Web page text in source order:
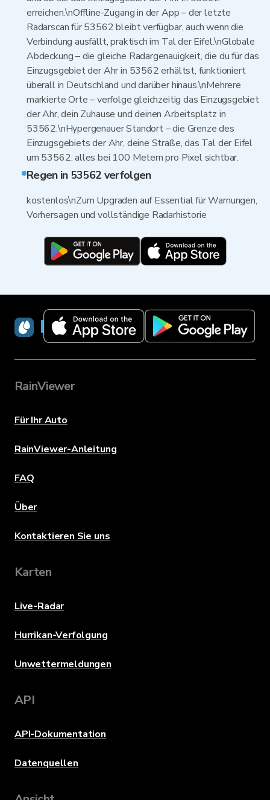
erreichen.\nOffline-Zugang in der App – der letzte
Radarscan für 53562 bleibt verfügbar, auch wenn die
Verbindung ausfällt, praktisch im Tal der Eifel.\nGlobale
Abdeckung – die gleiche Radargenauigkeit, die du für das
Einzugsgebiet der Ahr in 53562 erhältst, funktioniert
überall in Deutschland und darüber hinaus.\nMehrere
markierte Orte – verfolge gleichzeitig das Einzugsgebiet
der Ahr, dein Zuhause und deinen Arbeitsplatz in
53562.\nHypergenauer Standort – die Grenze des
Einzugsgebiets der Ahr, deine Straße, das Tal der Eifel
um 53562: alles bei 100 Metern pro Pixel sichtbar.
Regen in 53562 verfolgen
kostenlos\nZum Upgraden auf Essential für Warnungen,
Vorhersagen und vollständige Radarhistorie
RainViewer
RainViewer
Für Ihr Auto
RainViewer-Anleitung
FAQ
Über
Kontaktieren Sie uns
Karten
Live-Radar
Hurrikan-Verfolgung
Unwettermeldungen
API
API-Dokumentation
Datenquellen